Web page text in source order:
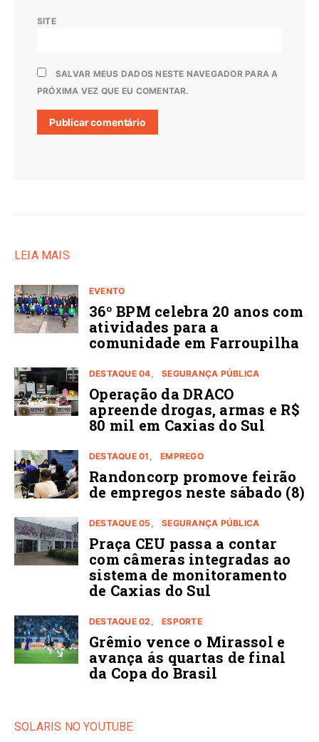
SITE
SALVAR MEUS DADOS NESTE NAVEGADOR PARA A
PRÓXIMA VEZ QUE EU COMENTAR.
LEIA MAIS
EVENTO
36º BPM celebra 20 anos com
atividades para a
comunidade em Farroupilha
DESTAQUE 04 SEGURANÇA PÚBLICA
Operação da DRACO
apreende drogas, armas e R$
80 mil em Caxias do Sul
DESTAQUE 01 EMPREGO
Randoncorp promove feirão
de empregos neste sábado (8)
DESTAQUE 05 SEGURANÇA PÚBLICA
Praça CEU passa a contar
com câmeras integradas ao
sistema de monitoramento
de Caxias do Sul
DESTAQUE 02 ESPORTE
Grêmio vence o Mirassol e
avança ás quartas de final
da Copa do Brasil
SOLARIS NO YOUTUBE